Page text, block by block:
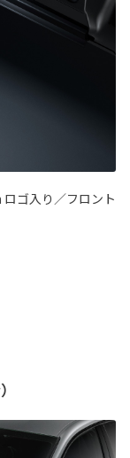
ゴ入り／フロント